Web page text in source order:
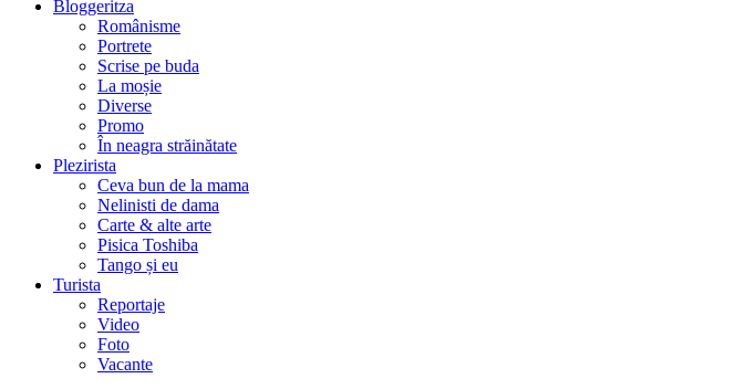
Bloggeritza
Românisme
Portrete
Scrise pe buda
La moșie
Diverse
Promo
În neagra străinătate
Plezirista
Ceva bun de la mama
Nelinisti de dama
Carte & alte arte
Pisica Toshiba
Tango și eu
Turista
Reportaje
Video
Foto
Vacante